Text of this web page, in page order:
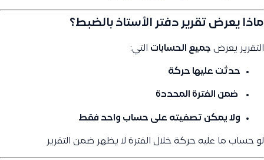
ماذا يعرض تقرير دفتر الأستاذ بالضبط؟
التقرير يعرض جميع الحسابات التي:
حدثت عليها حركة
ضمن الفترة المحددة
ولا يمكن تصفيته على حساب واحد فقط
لو حساب ما عليه حركة خلال الفترة لا يظهر ضمن التقرير